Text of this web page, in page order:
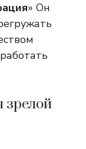
» Он
зрелой